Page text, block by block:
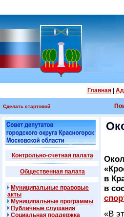
Главная|
Сделать стартовой
Контрольно-счетная палата
Общественная палата
Муниципальные правовые
акты
Муниципальные программы
Публичные слушания
Социальная поддержка
в
в
«В